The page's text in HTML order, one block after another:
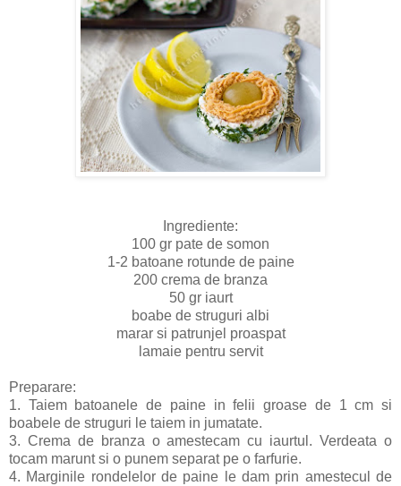
Ingrediente:
100 gr pate de somon
1-2 batoane rotunde de paine
200 crema de branza
50 gr iaurt
boabe de struguri albi
marar si patrunjel proaspat
lamaie pentru servit
Preparare:
1. Taiem batoanele de paine in felii groase de 1 cm si
boabele de struguri le taiem in jumatate.
3. Crema de branza o amestecam cu iaurtul. Verdeata o
tocam marunt si o punem separat pe o farfurie.
4. Marginile rondelelor de paine le dam prin amestecul de